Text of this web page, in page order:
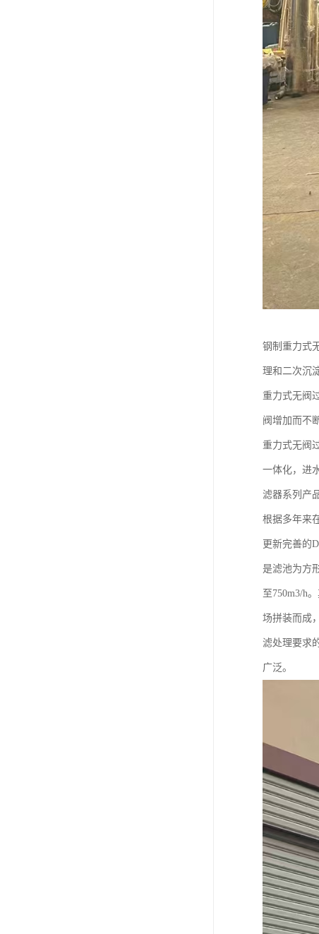
钢制重力式
理和二次沉
重力式无阀
阀增加而不
重力式无阀
一体化，进
滤器系列产
根据多年来
更新完善的
是滤池为方
至750m3/h
场拼装而成
滤处理要求
广泛。